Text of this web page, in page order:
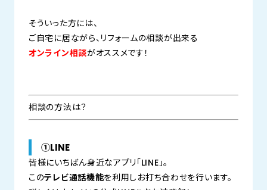
そういった方には、
ご自宅に居ながら、リフォームの相談が出来る
オンライン相談がオススメです！
相談の方法は？
①LINE
皆様にいちばん身近なアプリ「LINE」。
このテレビ通話機能を利用しお打ち合わせを行います。